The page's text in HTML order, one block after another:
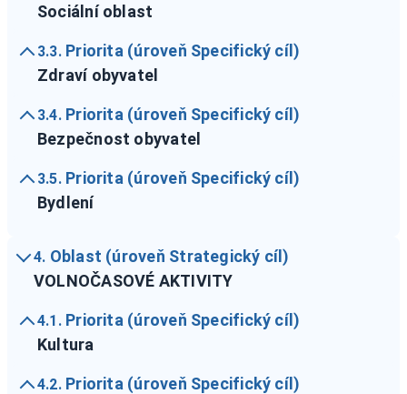
Sociální oblast
3.3. Priorita (úroveň Specifický cíl)
Zdraví obyvatel
3.4. Priorita (úroveň Specifický cíl)
Bezpečnost obyvatel
3.5. Priorita (úroveň Specifický cíl)
Bydlení
4. Oblast (úroveň Strategický cíl)
VOLNOČASOVÉ AKTIVITY
4.1. Priorita (úroveň Specifický cíl)
Kultura
4.2. Priorita (úroveň Specifický cíl)